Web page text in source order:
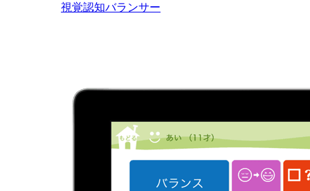
視覚認知バランサー